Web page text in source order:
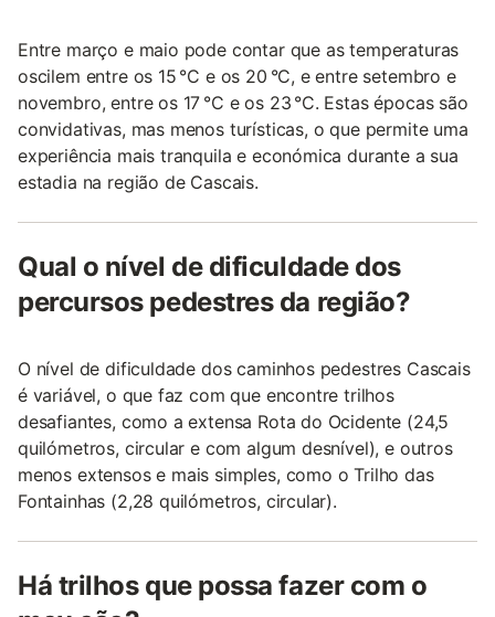
Entre março e maio pode contar que as temperaturas
oscilem entre os 15 °C e os 20 °C, e entre setembro e
novembro, entre os 17 °C e os 23 °C. Estas épocas são
convidativas, mas menos turísticas, o que permite uma
experiência mais tranquila e económica durante a sua
estadia na região de Cascais.
Qual o nível de dificuldade dos
percursos pedestres da região?
O nível de dificuldade dos caminhos pedestres Cascais
é variável, o que faz com que encontre trilhos
desafiantes, como a extensa Rota do Ocidente (24,5
quilómetros, circular e com algum desnível), e outros
menos extensos e mais simples, como o Trilho das
Fontainhas (2,28 quilómetros, circular).
Há trilhos que possa fazer com o